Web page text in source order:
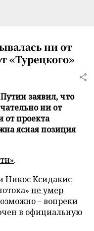
ни от
«Турецкого»
заявил, что
ни от
от проекта
ясная позиция
.
Никос Ксидакис
не умер
– вопреки
в официальную